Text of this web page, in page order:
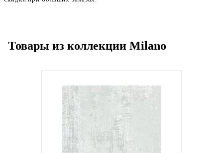
Товары из коллекции Milano